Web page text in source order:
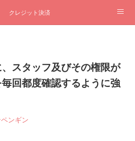
クレジット決済
スタッフ及びその権限が
回都度確認するように強
ンギン